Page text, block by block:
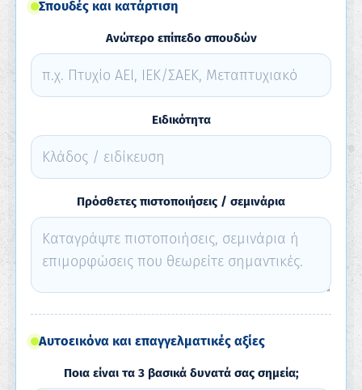
Σπουδές και κατάρτιση
Ανώτερο επίπεδο σπουδών
Ειδικότητα
Πρόσθετες πιστοποιήσεις / σεμινάρια
Αυτοεικόνα και επαγγελματικές αξίες
Ποια είναι τα 3 βασικά δυνατά σας σημεία;